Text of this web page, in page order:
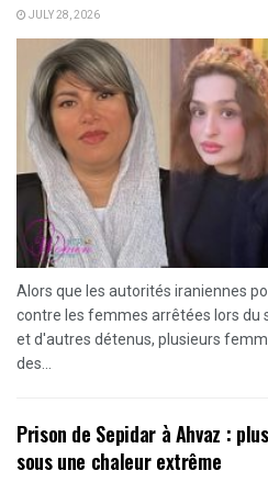
JULY 28, 2026
Alors que les autorités iraniennes
contre les femmes arrêtées lors du
et d'autres détenus, plusieurs
des...
Prison de Sepidar à Ahvaz :
sous une chaleur extrême